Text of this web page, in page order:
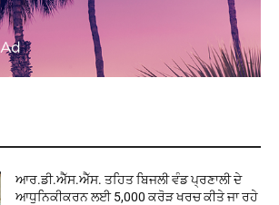
ਆਰ.ਡੀ.ਐੱਸ.ਐੱਸ. ਤਹਿਤ ਬਿਜਲੀ ਵੰਡ ਪ੍ਰਣਾਲੀ ਦੇ
ਆਧੁਨਿਕੀਕਰਨ ਲਈ 5,000 ਕਰੋੜ ਖਰਚ ਕੀਤੇ ਜਾ ਰਹੇ